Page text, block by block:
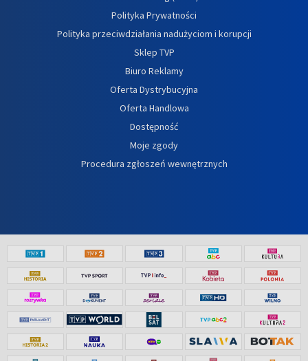
Polityka Prywatności
Polityka przeciwdziałania nadużyciom i korupcji
Sklep TVP
Biuro Reklamy
Oferta Dystrybucyjna
Oferta Handlowa
Dostępność
Moje zgody
Procedura zgłoszeń wewnętrznych